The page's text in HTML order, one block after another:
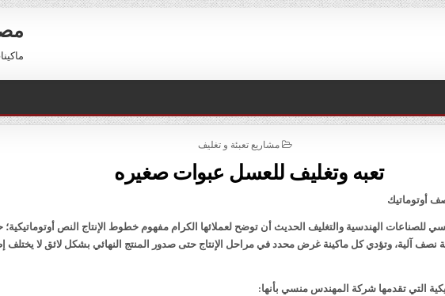
ماكينات
POSTED
مشاريع تعبئة و تغليف
تعبه وتغليف للعسل عبوات صغيره
أوتوماتيك
الهندسية والتغليف الحديث أن توضح لعملائها الكرام مفهوم خطوط الإنتاج النص أوتوماتيكية؛
آلية، وتؤدي كل ماكينة غرض محدد في مراحل الإنتاج حتى صدور المنتج النهائي بشكل لائق لا يختلف
التي تقدمها شركة المهندس منسي بأنها: